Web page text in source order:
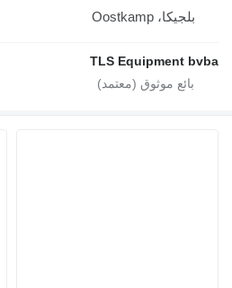
بلجيكا، Oostkamp
TLS Equipment bvba